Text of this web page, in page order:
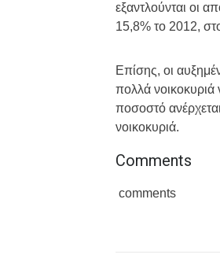
εξαντλούνται οι
15,8% το 2012,
Επίσης, οι
πολλά νοικοκυριά
ποσοστό
νοικοκυριά.
Comments
comments